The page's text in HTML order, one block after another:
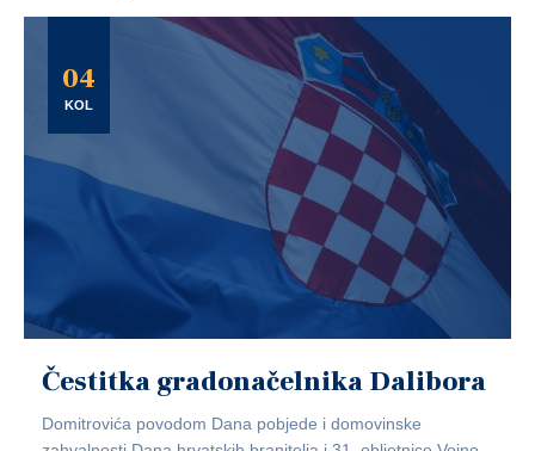
04
KOL
Čestitka gradonačelnika Dalibora
Domitrovića povodom Dana pobjede i domovinske